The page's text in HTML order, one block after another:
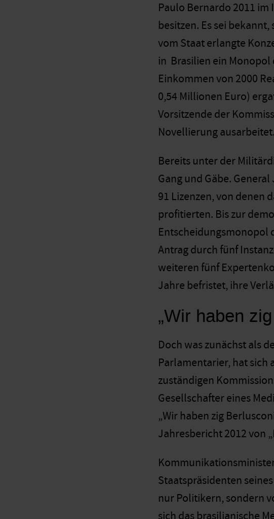
Paulo Bernardo 2011
besitzen. Es sei
vom Staat erlangte
in Brasilien ein Monopol
Einkommen von 2000
0,54 Millionen Euro)
Vorsitzende der
Novellierung ausarbeitet.
Bereits unter der
Gang und Gäbe.
91 Lizenzen, von denen
profitierten. Bis zur
Entscheidungsmonopol
Antrag durch fünf
weiteren fünf
Jahre befristet, ihre
„Wir haben
Doch was zunächst als
Parlamentarier, hat sich
zuständigen
Gesellschafter eines
„Wir haben zig
Jahresbericht 2012 von
Staatspräsidenten
nur Politikern, sondern